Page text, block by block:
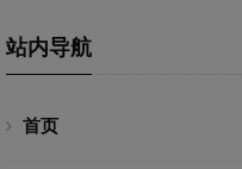
站内导航
首页